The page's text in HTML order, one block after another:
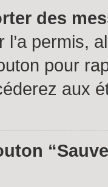
des
l’a permis,
pour
aux